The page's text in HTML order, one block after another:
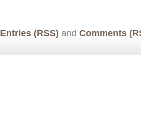
Entries (RSS) and Comments